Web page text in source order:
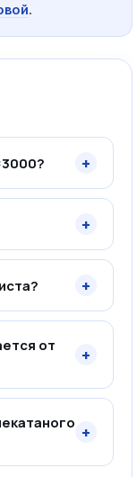
.
+
+
+
от
+
+